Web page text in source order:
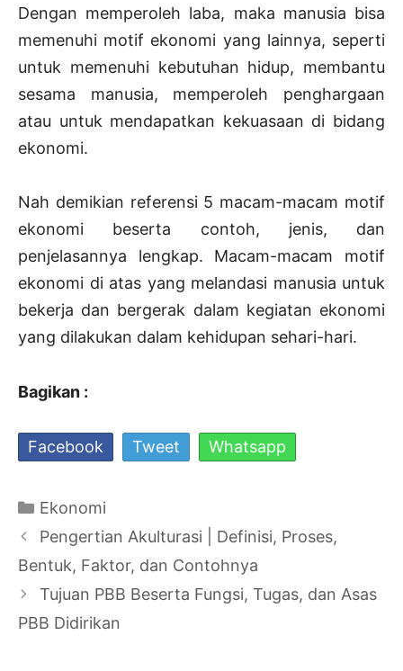
Dengan memperoleh laba, maka manusia bisa
memenuhi motif ekonomi yang lainnya, seperti
untuk memenuhi kebutuhan hidup, membantu
sesama manusia, memperoleh penghargaan
atau untuk mendapatkan kekuasaan di bidang
ekonomi.
Nah demikian referensi 5 macam-macam motif
ekonomi beserta contoh, jenis, dan
penjelasannya lengkap. Macam-macam motif
ekonomi di atas yang melandasi manusia untuk
bekerja dan bergerak dalam kegiatan ekonomi
yang dilakukan dalam kehidupan sehari-hari.
Bagikan :
Facebook Tweet Whatsapp
Kategori
Ekonomi
Navigasi
Tulisan
Pengertian Akulturasi | Definisi, Proses,
Bentuk, Faktor, dan Contohnya
Tujuan PBB Beserta Fungsi, Tugas, dan Asas
PBB Didirikan